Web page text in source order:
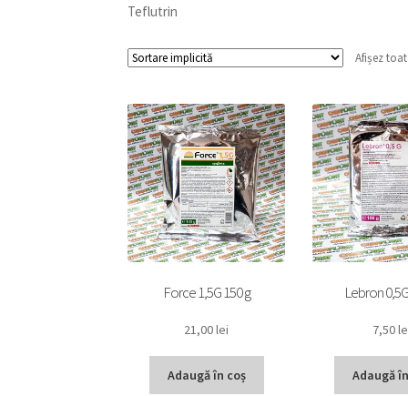
Teflutrin
Afișez
Force 1,5G 150 g
21,00lei
Adaugă în coș
Lebron
7,50
Adaugă